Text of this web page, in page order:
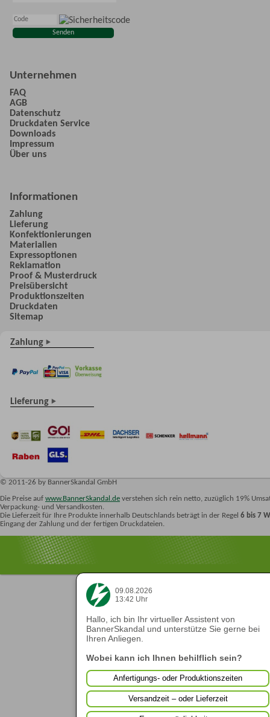
09.08.2026
13:42 Uhr
Hallo, ich bin Ihr virtueller Assistent von
BannerSkandal und unterstütze Sie gerne bei
Ihren Anliegen.
Wobei kann ich Ihnen behilflich sein?
Anfertigungs- oder Produktionszeiten
Versandzeit – oder Lieferzeit
Unternehmen
FAQ
AGB
Datenschutz
Druckdaten Service
Downloads
Impressum
Über uns
Informationen
Zahlung
Lieferung
Konfektionierungen
Materialien
Expressoptionen
Reklamation
Proof & Musterdruck
Preisübersicht
Produktionszeiten
Druckdaten
Sitemap
Zahlung
Lieferung
© 2011-26 by BannerSkandal GmbH
Die Preise auf www.BannerSkandal.de verstehen sich rein netto, zuzüglich 19%
Verpackung- und Versandkosten.
Die Lieferzeit für Ihre Produkte innerhalb Deutschlands beträgt in der Regel 6 bis 7
Eingang der Zahlung und der fertigen Druckdateien.